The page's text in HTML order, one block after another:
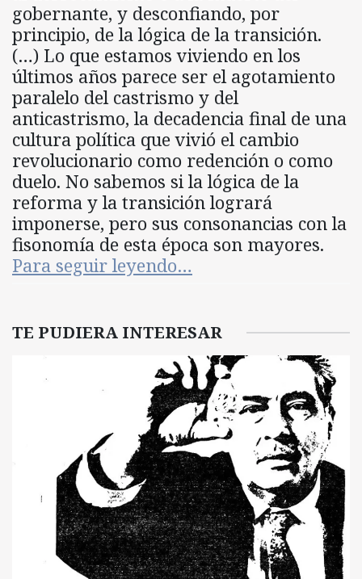
gobernante, y desconfiando, por
principio, de la lógica de la transición.
(…) Lo que estamos viviendo en los
últimos años parece ser el agotamiento
paralelo del castrismo y del
anticastrismo, la decadencia final de una
cultura política que vivió el cambio
revolucionario como redención o como
duelo. No sabemos si la lógica de la
reforma y la transición logrará
imponerse, pero sus consonancias con la
fisonomía de esta época son mayores.
Para seguir leyendo…
TE PUDIERA INTERESAR